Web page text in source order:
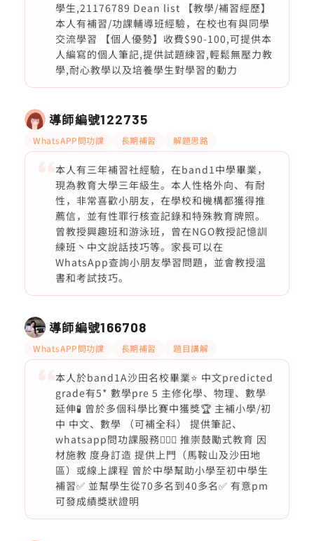
學生,21176789 Dean list 【教學/補習經歷】
本人有補習/功課輔導班經驗，在校也有與同學
交流學習 【個人優勢】收費$90-100,可提供本
人編寫的個人筆記,提供試題練習,輕鬆無壓力教
學,耐心教學以及培養學生對學習的動力
導師編號122735
WhatsAPP問功課 長期補習 解題思路
本人有三年補習社經驗，在band1中學畢業，
現為教育大學三年級生。本人性格外向、有耐
性，非常喜歡小朋友，在學校和機構都獲得推
薦信，並有性罪行核查記錄和特殊教育牌照。
曾教授興趣班和游泳班，曾在NGO教授記憶訓
練班丶中文說話技巧等。家長可以在
WhatsApp查詢小朋友學習問題，並會教授溫
書和考試技巧。
導師編號166708
WhatsAPP問功課 長期補習 題目講解
本人於band1A沙田名校畢業⭐️ 中文predicted
grade有5* 數學pre 5 主修化學、物理、數學
延伸🧪 曾於多個科學比賽中獲獎🏆 主補小學/初
中 中文、數學 （可補全科） 提供筆記、
whatsapp問功課服務💁🏻‍♀️ 推崇鼓勵式教育 因
材施教 度身訂造 提供上門（馬鞍山及沙田地
區）或線上課程 曾於中學幫助小學至初中學生
補習✅ 並幫學生從70多名到40多名✅ 有意pm
可發成績獎狀證明